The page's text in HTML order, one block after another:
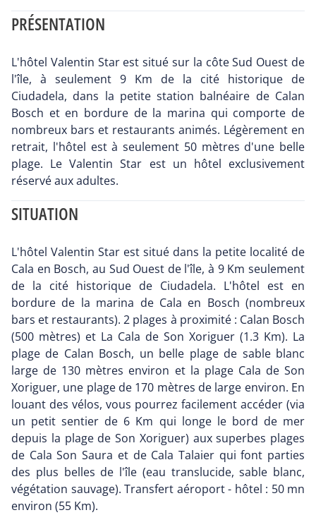
PRÉSENTATION
L'hôtel Valentin Star est situé sur la côte Sud Ouest de
l'île, à seulement 9 Km de la cité historique de
Ciudadela, dans la petite station balnéaire de Calan
Bosch et en bordure de la marina qui comporte de
nombreux bars et restaurants animés. Légèrement en
retrait, l'hôtel est à seulement 50 mètres d'une belle
plage. Le Valentin Star est un hôtel exclusivement
réservé aux adultes.
SITUATION
L'hôtel Valentin Star est situé dans la petite localité de
Cala en Bosch, au Sud Ouest de l'île, à 9 Km seulement
de la cité historique de Ciudadela. L'hôtel est en
bordure de la marina de Cala en Bosch (nombreux
bars et restaurants). 2 plages à proximité : Calan Bosch
(500 mètres) et La Cala de Son Xoriguer (1.3 Km). La
plage de Calan Bosch, un belle plage de sable blanc
large de 130 mètres environ et la plage Cala de Son
Xoriguer, une plage de 170 mètres de large environ. En
louant des vélos, vous pourrez facilement accéder (via
un petit sentier de 6 Km qui longe le bord de mer
depuis la plage de Son Xoriguer) aux superbes plages
de Cala Son Saura et de Cala Talaier qui font parties
des plus belles de l'île (eau translucide, sable blanc,
végétation sauvage). Transfert aéroport - hôtel : 50 mn
environ (55 Km).